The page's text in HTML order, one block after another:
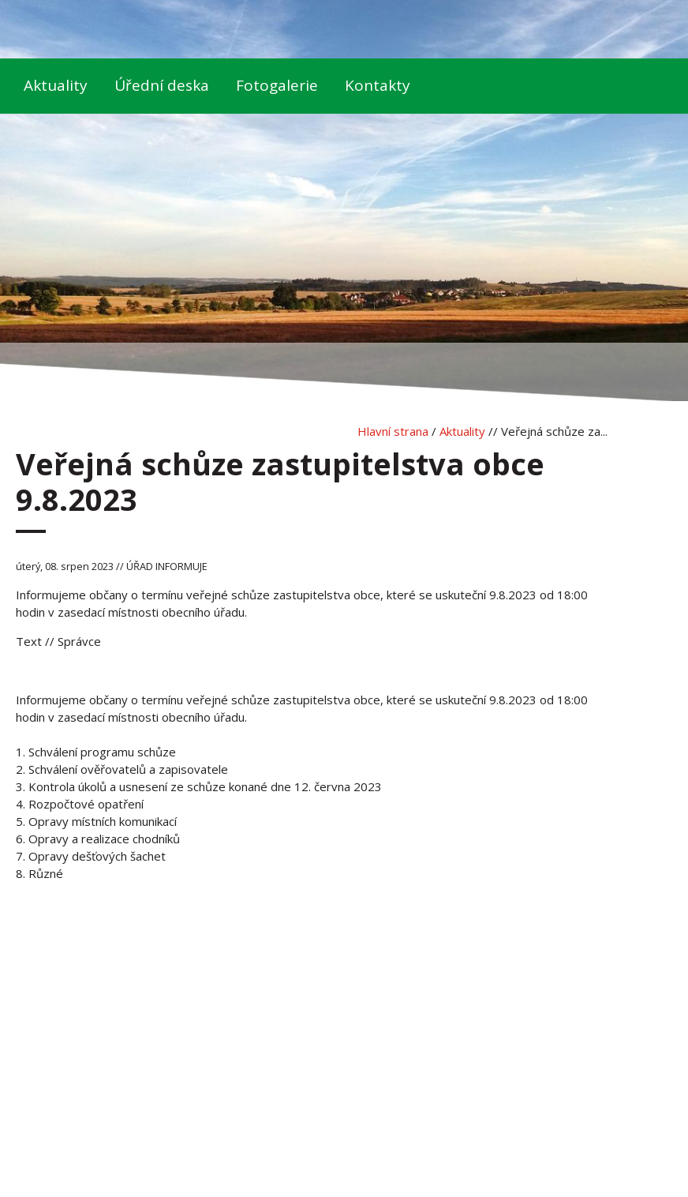
Aktuality Úřední deska Fotogalerie Kontakty
Hlavní strana / Aktuality // Veřejná schůze za...
Veřejná schůze zastupitelstva obce
9.8.2023
úterý, 08. srpen 2023 // ÚŘAD INFORMUJE
Informujeme občany o termínu veřejné schůze zastupitelstva obce, které se uskuteční 9.8.2023 od 18:00
hodin v zasedací místnosti obecního úřadu.
Text // Správce
Informujeme občany o termínu veřejné schůze zastupitelstva obce, které se uskuteční 9.8.2023 od 18:00
hodin v zasedací místnosti obecního úřadu.
1. Schválení programu schůze
2. Schválení ověřovatelů a zapisovatele
3. Kontrola úkolů a usnesení ze schůze konané dne 12. června 2023
4. Rozpočtové opatření
5. Opravy místních komunikací
6. Opravy a realizace chodníků
7. Opravy dešťových šachet
8. Různé